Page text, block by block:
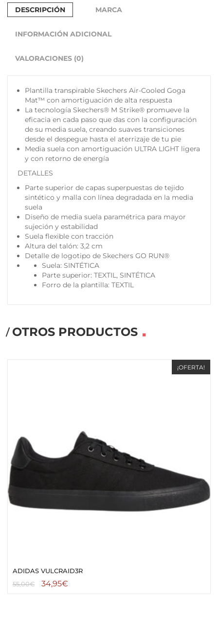
cantidad
DESCRIPCIÓN MARCA
INFORMACIÓN ADICIONAL
VALORACIONES (0)
Plantilla transpirable Skechers Air-Cooled Goga
Mat™ con amortiguación de alta respuesta
La tecnología Skechers® M Strike® promueve la
eficacia en cada paso que das con la configuración
de su media suela, creando suaves transiciones
desde el despegue hasta el aterrizaje de tu pie
Media suela con amortiguación ULTRA LIGHT ligera
y con retorno de energía
DETALLES
Parte superior de capas superpuestas de tejido
sintético y malla con línea degradada en la media
suela
Diseño de media suela paramétrica para mayor
sujeción y estabilidad
Suela flexible con tracción
Altura del talón: 3,2 cm
Detalle de logotipo de Skechers GO RUN®
Suela: SINTÉTICA
Parte superior: TEXTIL, SINTÉTICA
Forro de la plantilla: TEXTIL
OTROS PRODUCTOS
¡OFERTA!
ADIDAS VULCRAID3R
55,00€ 34,95€